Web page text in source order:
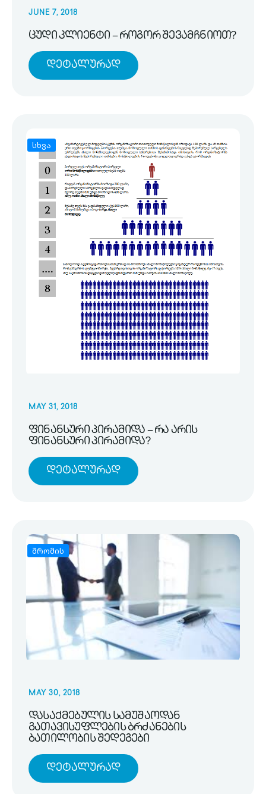
JUNE 7, 2018
ცუდი კლიენტი – როგორ შევამჩნიოთ?
Დეტალურად
სხვა
MAY 31, 2018
ფინანსური პირამიდა – რა არის
ფინანსური პირამიდა?
Დეტალურად
შრომის
MAY 30, 2018
დასაქმებულის სამუშაოდან
გათავისუფლების ბრძანების
ბათილობის შედეგები
Დეტალურად